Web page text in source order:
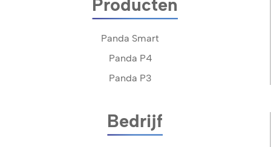
Producten
Panda Smart
Panda P4
Panda P3
Bedrijf